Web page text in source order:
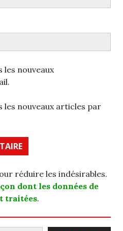
les nouveaux
les nouveaux articles par
réduire les indésirables.
dont les données de
traitées.